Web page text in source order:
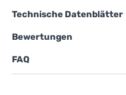
Technische Datenblätter
Bewertungen
FAQ